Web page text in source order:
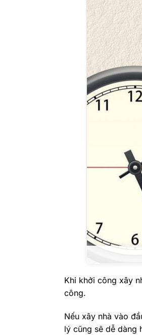
Khi khởi công xây
công.
Nếu xây nhà vào
lý cũng sẽ dễ dàng